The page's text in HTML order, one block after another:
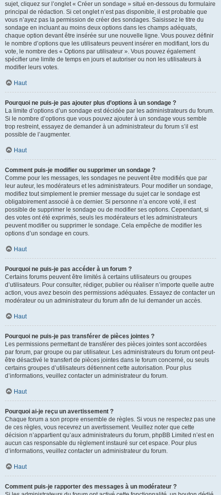
sujet, cliquez sur l’onglet « Créer un sondage » situé en-dessous du formulaire
principal de rédaction. Si cet onglet n’est pas disponible, il est probable que
vous n’ayez pas la permission de créer des sondages. Saisissez le titre du
sondage en incluant au moins deux options dans les champs adéquats,
chaque option devant être insérée sur une nouvelle ligne. Vous pouvez définir
le nombre d’options que les utilisateurs peuvent insérer en modifiant, lors du
vote, le nombre des « Options par utilisateur ». Vous pouvez également
spécifier une limite de temps en jours et autoriser ou non les utilisateurs à
modifier leurs votes.
Haut
Pourquoi ne puis-je pas ajouter plus d’options à un sondage ?
La limite d’options d’un sondage est décidée par les administrateurs du forum.
Si le nombre d’options que vous pouvez ajouter à un sondage vous semble
trop restreint, essayez de demander à un administrateur du forum s’il est
possible de l’augmenter.
Haut
Comment puis-je modifier ou supprimer un sondage ?
Comme pour les messages, les sondages ne peuvent être modifiés que par
leur auteur, les modérateurs et les administrateurs. Pour modifier un sondage,
modifiez tout simplement le premier message du sujet car le sondage est
obligatoirement associé à ce dernier. Si personne n’a encore voté, il est
possible de supprimer le sondage ou de modifier ses options. Cependant, si
des votes ont été exprimés, seuls les modérateurs et les administrateurs
peuvent modifier ou supprimer le sondage. Cela empêche de modifier les
options d’un sondage en cours.
Haut
Pourquoi ne puis-je pas accéder à un forum ?
Certains forums peuvent être limités à certains utilisateurs ou groupes
d’utilisateurs. Pour consulter, rédiger, publier ou réaliser n’importe quelle autre
action, vous avez besoin des permissions adéquates. Essayez de contacter un
modérateur ou un administrateur du forum afin de lui demander un accès.
Haut
Pourquoi ne puis-je pas transférer de pièces jointes ?
Les permissions permettant de transférer des pièces jointes sont accordées
par forum, par groupe ou par utilisateur. Les administrateurs du forum ont peut-
être désactivé le transfert de pièces jointes dans le forum concerné, ou seuls
certains groupes d’utilisateurs détiennent cette autorisation. Pour plus
d’informations, veuillez contacter un administrateur du forum.
Haut
Pourquoi ai-je reçu un avertissement ?
Chaque forum a son propre ensemble de règles. Si vous ne respectez pas une
de ces règles, vous recevrez un avertissement. Veuillez noter que cette
décision n’appartient qu’aux administrateurs du forum, phpBB Limited n’est en
aucun cas responsable du règlement instauré sur cet espace. Pour plus
d’informations, veuillez contacter un administrateur du forum.
Haut
Comment puis-je rapporter des messages à un modérateur ?